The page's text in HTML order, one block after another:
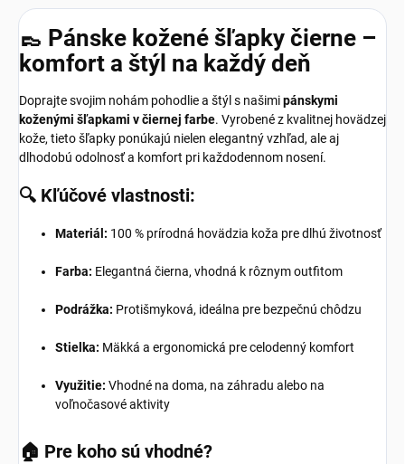
👞 Pánske kožené šľapky čierne –
komfort a štýl na každý deň
Doprajte svojim nohám pohodlie a štýl s našimipánskymi
koženými šľapkami v čiernej farbe. Vyrobené z kvalitnej hovädzej
kože, tieto šľapky ponúkajú nielen elegantný vzhľad, ale aj
dlhodobú odolnosť a komfort pri každodennom nosení.
🔍 Kľúčové vlastnosti:
Materiál: 100 % prírodná hovädzia koža pre dlhú životnosť
Farba: Elegantná čierna, vhodná k rôznym outfitom
Podrážka: Protišmyková, ideálna pre bezpečnú chôdzu
Stielka: Mäkká a ergonomická pre celodenný komfort
Využitie: Vhodné na doma, na záhradu alebo na
voľnočasové aktivity
🏠 Pre koho sú vhodné?